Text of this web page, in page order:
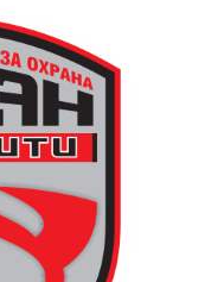
Електрическият
„Възраждане“, а
паркинга до
дреха и одеяло
тел. 0887907075.